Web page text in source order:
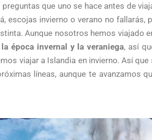
que uno se hace antes de
escojas invierno o verano no fallarás,
Aunque nosotros hemos viajado
época invernal y la veraniega, así
viajar a Islandia en invierno. Así
líneas, aunque te avanzamos